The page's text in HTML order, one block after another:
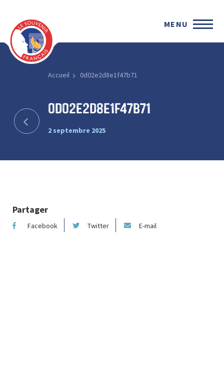
MENU
Accueil 0d02e2d8e1f47b71
0d02e2d8e1f47b71
2 septembre 2025
Partager
Facebook Twitter E-mail